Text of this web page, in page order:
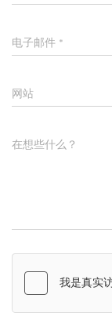
电子邮件 *
网站
在想些什么？